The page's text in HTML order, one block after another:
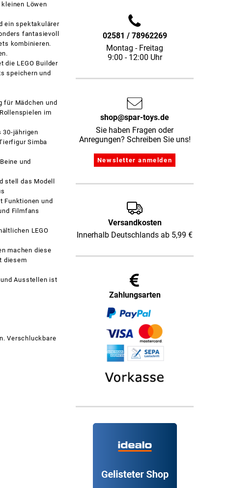
kleinen Löwen
ein spektakulärer
fantasievoll
kombinieren.
die LEGO Builder
speichern und
für Mädchen und
im
30-jährigen
Simba
und
stell das Modell
Funktionen und
Filmfans
LEGO
machen diese
diesem
Ausstellen ist
Verschluckbare
02581 / 78962269
Montag - Freitag
9:00 - 12:00 Uhr
shop@spar-toys.de
Sie haben Fragen oder
Anregungen? Schreiben Sie uns!
Versandkosten
Innerhalb Deutschlands ab 5,99 €
Zahlungsarten